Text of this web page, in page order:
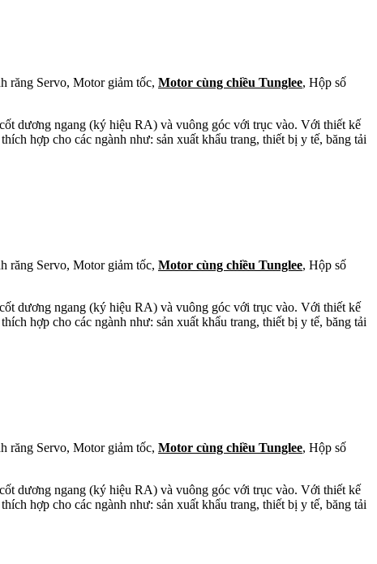
răng Servo, Motor giảm tốc, Motor cùng chiều Tunglee, Hộp số
dương ngang (ký hiệu RA) và vuông góc với trục vào. Với thiết kế
thích hợp cho các ngành như: sản xuất khẩu trang, thiết bị y tế, băng tải
răng Servo, Motor giảm tốc, Motor cùng chiều Tunglee, Hộp số
dương ngang (ký hiệu RA) và vuông góc với trục vào. Với thiết kế
thích hợp cho các ngành như: sản xuất khẩu trang, thiết bị y tế, băng tải
răng Servo, Motor giảm tốc, Motor cùng chiều Tunglee, Hộp số
dương ngang (ký hiệu RA) và vuông góc với trục vào. Với thiết kế
thích hợp cho các ngành như: sản xuất khẩu trang, thiết bị y tế, băng tải